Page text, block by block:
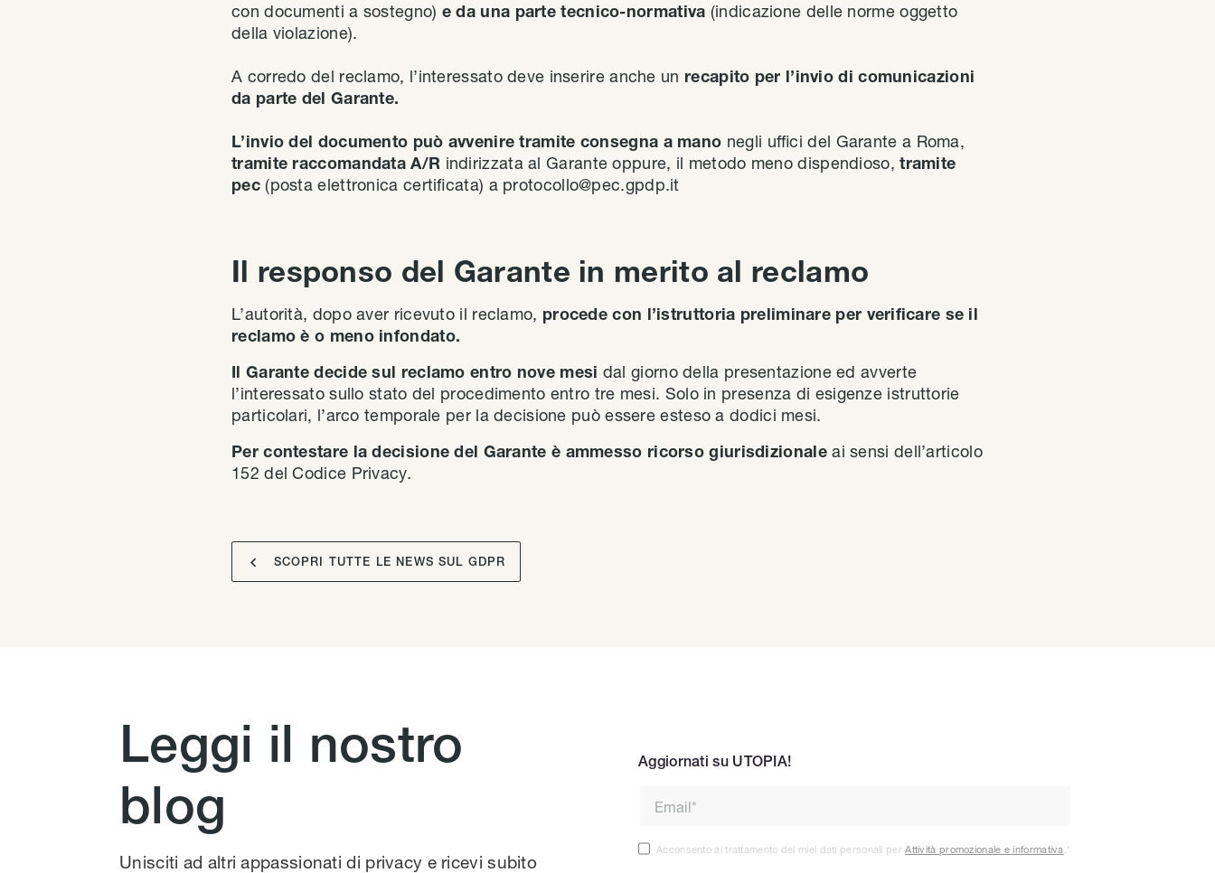
con documenti a sostegno) e da una parte tecnico-normativa (indicazione delle norme oggetto
della violazione).
A corredo del reclamo, l’interessato deve inserire anche un recapito per l’invio di comunicazioni
da parte del Garante.
L’invio del documento può avvenire tramite consegna a mano negli uffici del Garante a Roma,
tramite raccomandata A/R indirizzata al Garante oppure, il metodo meno dispendioso,tramite
pec(posta elettronica certificata) a protocollo@pec.gpdp.it
Il responso del Garante in merito al reclamo
L’autorità, dopo aver ricevuto il reclamo, procede con l’istruttoria preliminare per verificare se il
reclamo è o meno infondato.
Il Garante decide sul reclamo entro nove mesi dal giorno della presentazione ed avverte
l’interessato sullo stato del procedimento entro tre mesi. Solo in presenza di esigenze istruttorie
particolari, l’arco temporale per la decisione può essere esteso a dodici mesi.
Per contestare la decisione del Garante è ammesso ricorso giurisdizionaleai sensi dell’articolo
152 del Codice Privacy.
 SCOPRI TUTTE LE NEWS SUL GDPR
Leggi il nostro
blog
Unisciti ad altri appassionati di privacy e ricevi subito
Aggiornati su UTOPIA!
Acconsento al trattamento dei miei dati personali perAttività promozionale e informativa *